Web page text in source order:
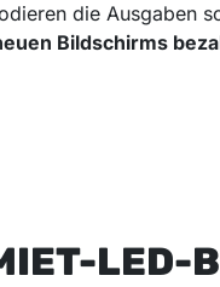
die Ausgaben
Bildschirms
LED-